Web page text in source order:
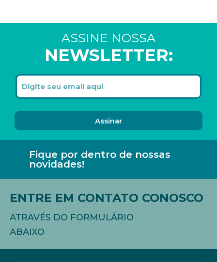
ASSINE NOSSA
NEWSLETTER:
Assinar
Fique por dentro de nossas
novidades!
ENTRE EM CONTATO CONOSCO
ATRAVÉS DO FORMULÁRIO
ABAIXO